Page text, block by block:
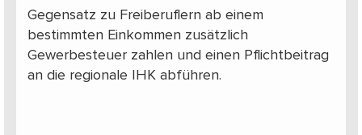
Gegensatz zu Freiberuflern ab einem
bestimmten Einkommen zusätzlich
Gewerbesteuer zahlen und einen Pflichtbeitrag
an die regionale IHK abführen.